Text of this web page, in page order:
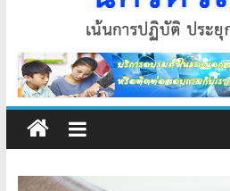
บริการรับเขียนโปรแกรมระดับมืออาชีพ
พัฒนาระบบ ยืนยันตัวตนผ่านแอป Thaid
ศูนย์
อบรม
คอมพิวเตอร์